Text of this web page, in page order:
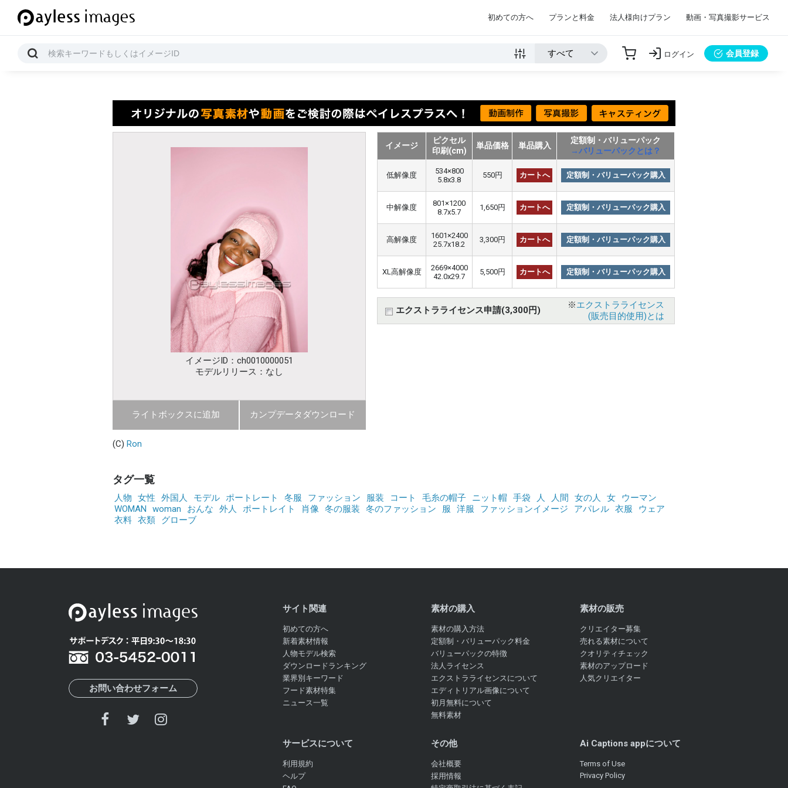
初めての方へ プランと料金 法人様向けプラン 動画・写真撮影サービス
ログイン 会員登録
イメージID：ch0010000051
モデルリリース：なし
ライトボックスに追加 カンプデータダウンロード
イメージ
ピクセル
印刷(cm)
単品価格 単品購入
定額制・バリューパック
→バリューパックとは？
低解像度
534×800
5.8x3.8
550円 カートへ 定額制・バリューパック購入
中解像度
801×1200
8.7x5.7
1,650円 カートへ 定額制・バリューパック購入
高解像度
1601×2400
25.7x18.2
3,300円 カートへ 定額制・バリューパック購入
XL高解像度
2669×4000
42.0x29.7
5,500円 カートへ 定額制・バリューパック購入
エクストラライセンス申請(3,300円) ※エクストラライセンス
(販売目的使用)とは
(C) Ron
タグ一覧
人物 女性 外国人 モデル ポートレート 冬服 ファッション 服装 コート 毛糸の帽子 ニット帽 手袋 人 人間 女の人 女
ウーマン
WOMAN
woman おんな 外人 ポートレイト 肖像 冬の服装 冬のファッション 服 洋服 ファッションイメージ アパレル 衣服
ウェア
衣料 衣類 グローブ
お問い合わせフォーム
サイト関連
初めての方へ
新着素材情報
人物モデル検索
ダウンロードランキング
業界別キーワード
フード素材特集
ニュース一覧
素材の購入
素材の購入方法
定額制・バリューパック料金
バリューパックの特徴
法人ライセンス
エクストラライセンスについて
エディトリアル画像について
初月無料について
無料素材
素材の販売
クリエイター募集
売れる素材について
クオリティチェック
素材のアップロード
人気クリエイター
サービスについて
利用規約
ヘルプ
その他
会社概要
採用情報
Ai Captions appについて
Terms of Use
Privacy Policy